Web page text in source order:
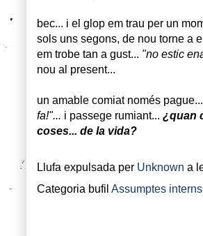
bec... i el glop em trau per un
sols uns segons, de nou torne a
em trobe tan a gust... "no estic
nou al present...
un amable comiat només
fa!"... i passege rumiant... ¿quan
coses... de la vida?
Llufa expulsada per Unknown a
Categoria bufil Assumptes interns